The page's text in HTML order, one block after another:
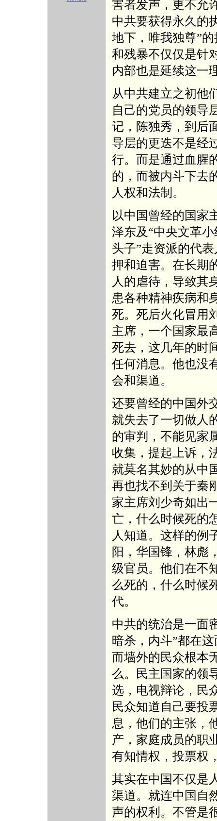
害者发声，更不允
中共要获得永久的
地下，唯我独尊”
和残暴不仅仅是针
内部也是延续这一
从中共建立之初他
自己的党员的领导
记，陈独秀，到后
导层的更迭不是经
行。而是通过血腥
的，而被内斗下去
人权和法制。
以中国曾经的国家
泽东及“中央文革
头子”走资派的代
押和迫害。在长期
人的虐待，导致其
患各种精神疾病和
死。死后火化冒用
主席，一个国家最
死去，这几年的时
任何消息。他也没
会和渠道。
还要曾经的中国外
就失去了一切做人
的审判，不能见家
收集，提起上诉，
就莫名其妙的从中
再也找不到关于秦
家主席刘少奇如出
亡，什么时候死的
人知道。这样的例
阳，华国锋，林彪
级官员。他们在不
么死的，什么时候
代。
中共的统治是一面
暗杀，内斗”都在
而墙外的民众根本
么。民主国家的领
选，电视辩论，民
民众知道自己要投
息，他们的主张，
产，家庭成员的职
有知情权，投票权
其实在中国不仅是
渠道。就连中国自
声的权利。不管是